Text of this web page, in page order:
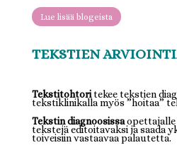
Lue lisää blogeista
TEKSTIEN
Tekstitohtoritekee tekstien
tekstiklinikalla myös ”hoitaa”
Tekstin diagnoosissaopettajalle
tekstejä editoitavaksi ja saada
toiveisiin vastaavaa palautetta.